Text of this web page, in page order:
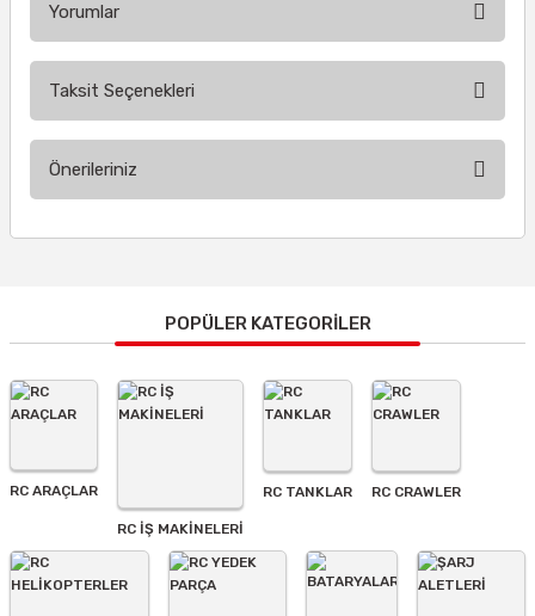
Yorumlar
Taksit Seçenekleri
Önerileriniz
Görüş ve önerileriniz için teşekkür ederiz.
Ürün resmi kalitesiz, bozuk veya görüntülenemiyor.
Ürün açıklamasında eksik bilgiler bulunuyor.
Ürün fiyatı diğer sitelerden daha pahalı.
Bu ürüne benzer farklı alternatifler olmalı.
POPÜLER KATEGORİLER
RC ARAÇLAR
RC İŞ MAKİNELERİ
RC TANKLAR RC CRAWLER